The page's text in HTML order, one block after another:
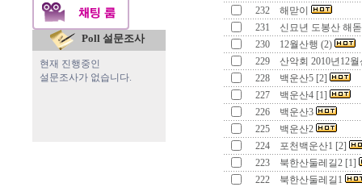
Poll 설문조사
현재 진행중인
설문조사가 없습니다.
232
해맏이
231
신묘년 도봉산 해
230
12월산행 (2)
229
산악회 2010년12
228
백운산5 [2]
227
백운산4 [1]
226
백운산3
225
백운산2
224
포천백운산1 [2]
223
북한산둘레길2 [1]
222
북한산둘레길1